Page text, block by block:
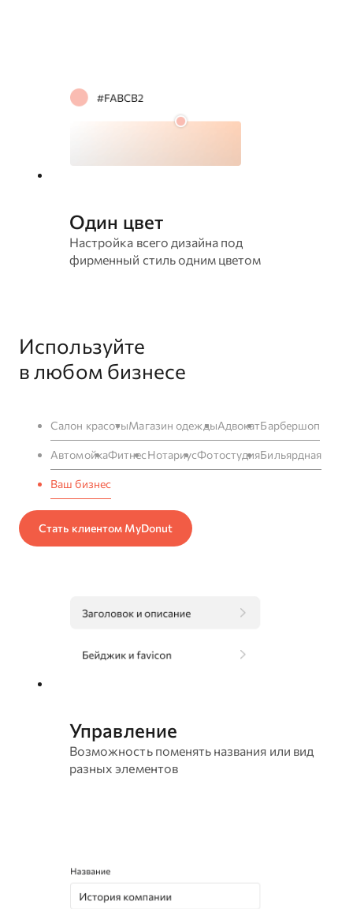
Один цвет
Настройка всего дизайна под
фирменный стиль одним цветом
Используйте
в любом бизнесе
Салон красотыМагазин одеждыАдвокатБарбершоп
АвтомойкаФитнесНотариусФотостудияБильярдная
Ваш бизнес
Стать клиентом MyDonut
Управление
Возможность поменять названия или вид
разных элементов